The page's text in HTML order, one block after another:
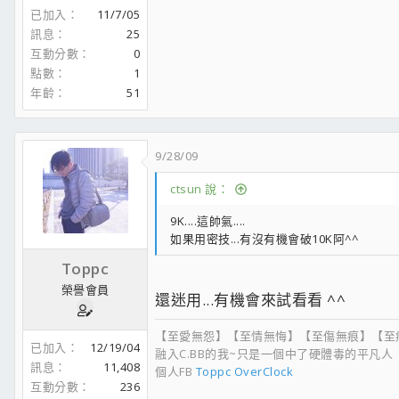
已加入
11/7/05
訊息
25
互動分數
0
點數
1
年齡
51
Toppc
榮譽會員
已加入
12/19/04
訊息
11,408
互動分數
236
9/28/09
ctsun 說：
9K....這帥氣....
如果用密技...有沒有機會破10K阿^^
還迷用...有機會來試看看 ^^
【至愛無怨】【至情無悔】【至傷無痕】【
融入C.BB的我~只是一個中了硬體毒的平凡人
個人FB Toppc OverClock